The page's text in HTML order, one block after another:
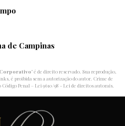
de Campinas
" é de direito reservado. Sua reprodução,
é proibida sem a autorização do autor. Crime de
Penal – Lei 9610/98 - Lei de direitos autorais.